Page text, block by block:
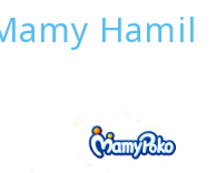
Hamil